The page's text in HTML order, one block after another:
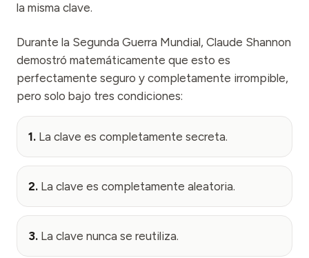
la misma clave.
Durante la Segunda Guerra Mundial, Claude Shannon
demostró matemáticamente que esto es
perfectamente seguro y completamente irrompible,
pero solo bajo tres condiciones:
1. La clave es completamente secreta.
2. La clave es completamente aleatoria.
3. La clave nunca se reutiliza.